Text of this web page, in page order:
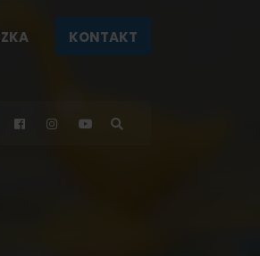
KONTAKT